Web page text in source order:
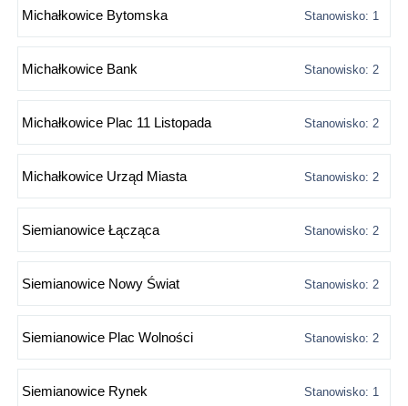
Michałkowice Bytomska Stanowisko: 1
Michałkowice Bank Stanowisko: 2
Michałkowice Plac 11 Listopada Stanowisko: 2
Michałkowice Urząd Miasta Stanowisko: 2
Siemianowice Łącząca Stanowisko: 2
Siemianowice Nowy Świat Stanowisko: 2
Siemianowice Plac Wolności Stanowisko: 2
Siemianowice Rynek Stanowisko: 1